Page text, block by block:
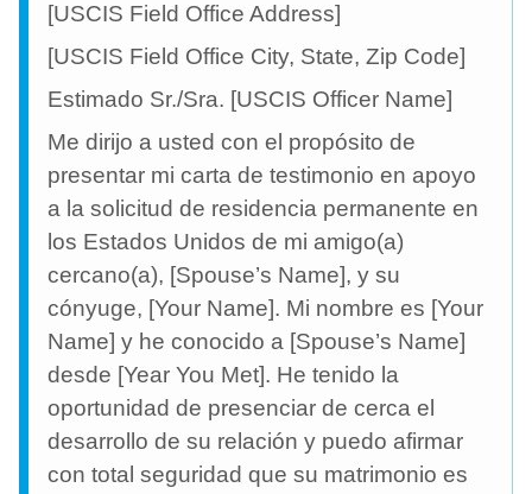
[USCIS Field Office Address]
[USCIS Field Office City, State, Zip Code]
Estimado Sr./Sra. [USCIS Officer Name]
Me dirijo a usted con el propósito de
presentar mi carta de testimonio en apoyo
a la solicitud de residencia permanente en
los Estados Unidos de mi amigo(a)
cercano(a), [Spouse’s Name], y su
cónyuge, [Your Name]. Mi nombre es [Your
Name] y he conocido a [Spouse’s Name]
desde [Year You Met]. He tenido la
oportunidad de presenciar de cerca el
desarrollo de su relación y puedo afirmar
con total seguridad que su matrimonio es